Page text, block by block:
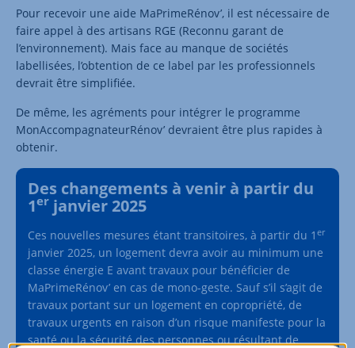
Pour recevoir une aide MaPrimeRénov’, il est nécessaire de
faire appel à des artisans RGE (Reconnu garant de
l’environnement). Mais face au manque de sociétés
labellisées, l’obtention de ce label par les professionnels
devrait être simplifiée.
De même, les agréments pour intégrer le programme
MonAccompagnateurRénov’ devraient être plus rapides à
obtenir.
Des changements à venir à partir du
1er janvier 2025
Ces nouvelles mesures étant transitoires, à partir du 1 er
janvier 2025, un logement devra avoir au minimum une
classe énergie E avant travaux pour bénéficier de
MaPrimeRénov’ en cas de mono-geste. Sauf s’il s’agit de
travaux portant sur un logement en copropriété, de
travaux urgents en raison d’un risque manifeste pour la
santé ou la sécurité des personnes ou résultant de